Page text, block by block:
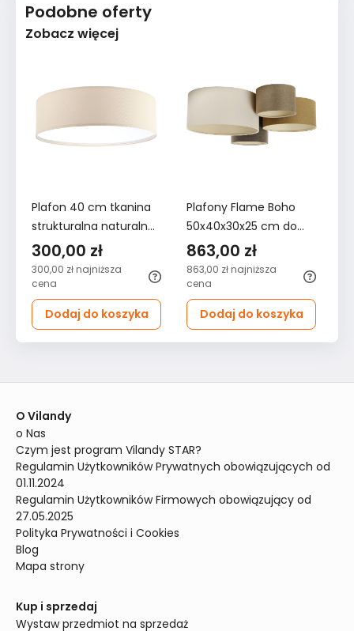
Podobne oferty
Zobacz więcej
Plafon 40 cm tkanina
strukturalna naturalna
lampa sufitowa do
sypialni beżowa
300,00 zł
300,00 zł najniższa
cena
Dodaj do koszyka
Plafony Flame Boho
50x40x30x25 cm do
sypialni salonu brązowy
beżowy
863,00 zł
863,00 zł najniższa
cena
Dodaj do koszyka
O Vilandy
o Nas
Czym jest program Vilandy STAR?
Regulamin Użytkowników Prywatnych obowiązujących od
01.11.2024
Regulamin Użytkowników Firmowych obowiązujący od
27.05.2025
Polityka Prywatności i Cookies
Blog
Mapa strony
Kup i sprzedaj
Wystaw przedmiot na sprzedaż